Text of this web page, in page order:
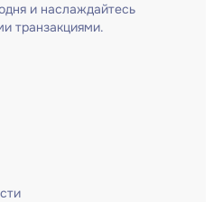
и наслаждайтесь
транзакциями.